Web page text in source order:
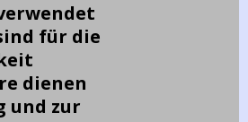
für die
dienen
und zur